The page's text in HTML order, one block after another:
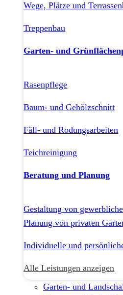
Wege, Plätze und
Treppenbau
Garten- und
Rasenpflege
Baum- und Gehölzschnitt
Fäll- und Rodungsarbeiten
Teichreinigung
Beratung und Planung
Gestaltung von
Planung von privaten
Individuelle und
Alle Leistungen anzeigen
Garten- und